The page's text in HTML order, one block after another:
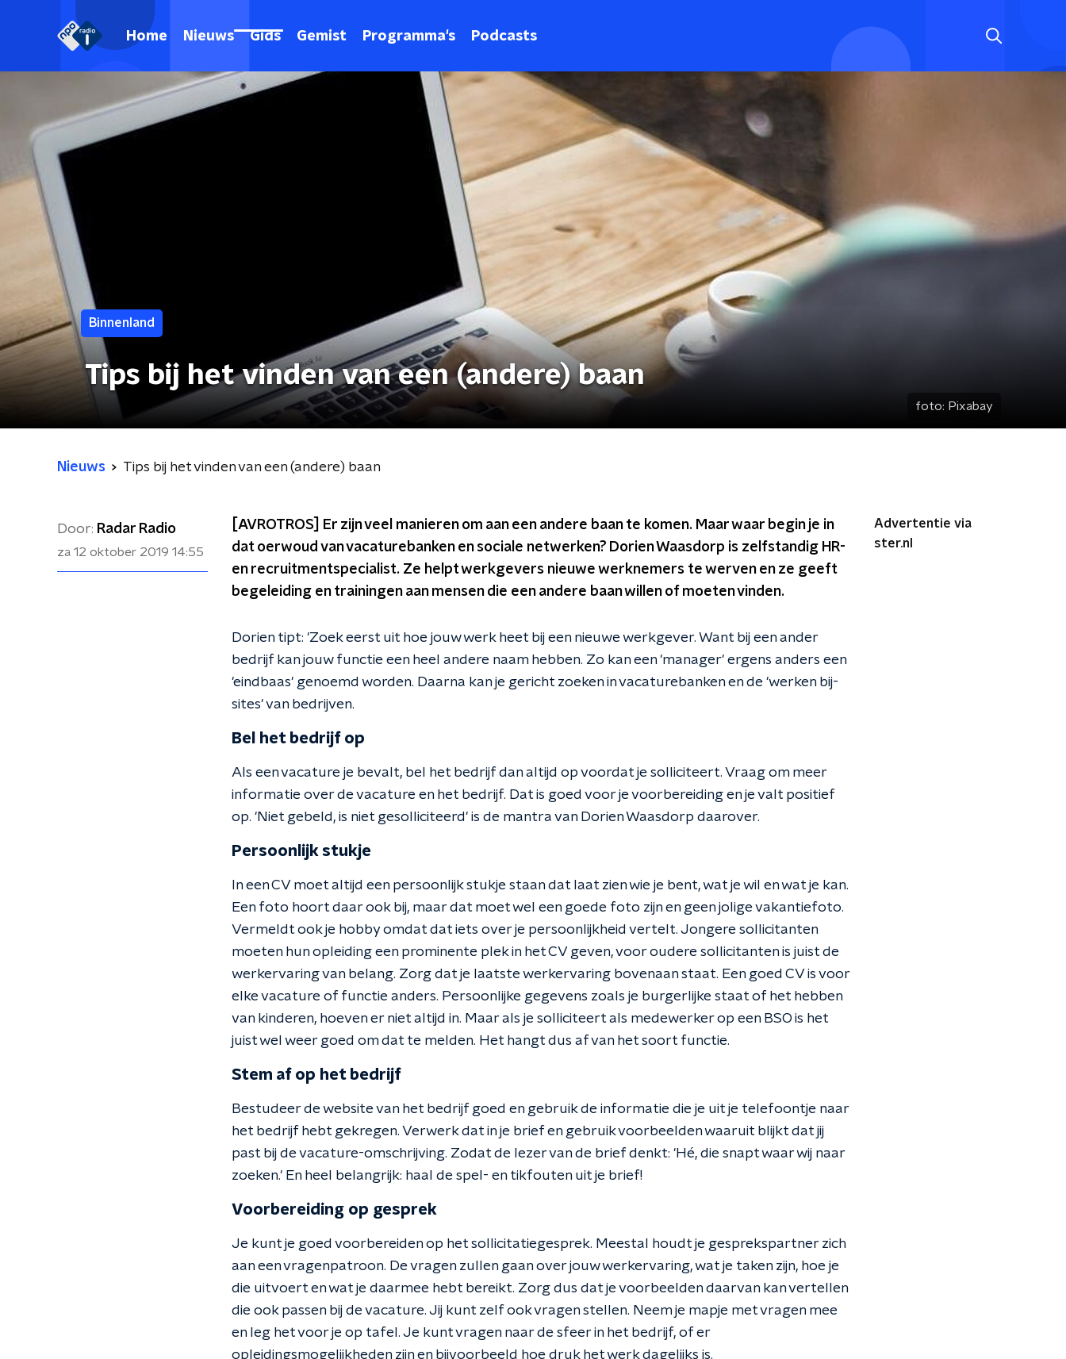
Home Nieuws Gids Gemist Programma's Podcasts
Binnenland
Tips bij het vinden van een (andere) baan
foto: Pixabay
Nieuws Tips bij het vinden van een (andere) baan
Door: Radar Radio
za 12 oktober 2019 14:55
[AVROTROS] Er zijn veel manieren om aan een andere baan te komen. Maar waar begin je in
dat oerwoud van vacaturebanken en sociale netwerken? Dorien Waasdorp is zelfstandig HR-
en recruitmentspecialist. Ze helpt werkgevers nieuwe werknemers te werven en ze geeft
begeleiding en trainingen aan mensen die een andere baan willen of moeten vinden.
Dorien tipt: 'Zoek eerst uit hoe jouw werk heet bij een nieuwe werkgever. Want bij een ander
bedrijf kan jouw functie een heel andere naam hebben. Zo kan een 'manager' ergens anders een
'eindbaas' genoemd worden. Daarna kan je gericht zoeken in vacaturebanken en de 'werken bij-
sites' van bedrijven.
Bel het bedrijf op
Als een vacature je bevalt, bel het bedrijf dan altijd op voordat je solliciteert. Vraag om meer
informatie over de vacature en het bedrijf. Dat is goed voor je voorbereiding en je valt positief
op. 'Niet gebeld, is niet gesolliciteerd' is de mantra van Dorien Waasdorp daarover.
Persoonlijk stukje
In een CV moet altijd een persoonlijk stukje staan dat laat zien wie je bent, wat je wil en wat je kan.
Een foto hoort daar ook bij, maar dat moet wel een goede foto zijn en geen jolige vakantiefoto.
Vermeldt ook je hobby omdat dat iets over je persoonlijkheid vertelt. Jongere sollicitanten
moeten hun opleiding een prominente plek in het CV geven, voor oudere sollicitanten is juist de
werkervaring van belang. Zorg dat je laatste werkervaring bovenaan staat. Een goed CV is voor
elke vacature of functie anders. Persoonlijke gegevens zoals je burgerlijke staat of het hebben
van kinderen, hoeven er niet altijd in. Maar als je solliciteert als medewerker op een BSO is het
juist wel weer goed om dat te melden. Het hangt dus af van het soort functie.
Stem af op het bedrijf
Bestudeer de website van het bedrijf goed en gebruik de informatie die je uit je telefoontje naar
het bedrijf hebt gekregen. Verwerk dat in je brief en gebruik voorbeelden waaruit blijkt dat jij
past bij de vacature-omschrijving. Zodat de lezer van de brief denkt: 'Hé, die snapt waar wij naar
zoeken.' En heel belangrijk: haal de spel- en tikfouten uit je brief!
Voorbereiding op gesprek
Je kunt je goed voorbereiden op het sollicitatiegesprek. Meestal houdt je gesprekspartner zich
aan een vragenpatroon. De vragen zullen gaan over jouw werkervaring, wat je taken zijn, hoe je
die uitvoert en wat je daarmee hebt bereikt. Zorg dus dat je voorbeelden daarvan kan vertellen
die ook passen bij de vacature. Jij kunt zelf ook vragen stellen. Neem je mapje met vragen mee
en leg het voor je op tafel. Je kunt vragen naar de sfeer in het bedrijf, of er
opleidingsmogelijkheden zijn en bijvoorbeeld hoe druk het werk dagelijks is.
Advertentie via
ster.nl